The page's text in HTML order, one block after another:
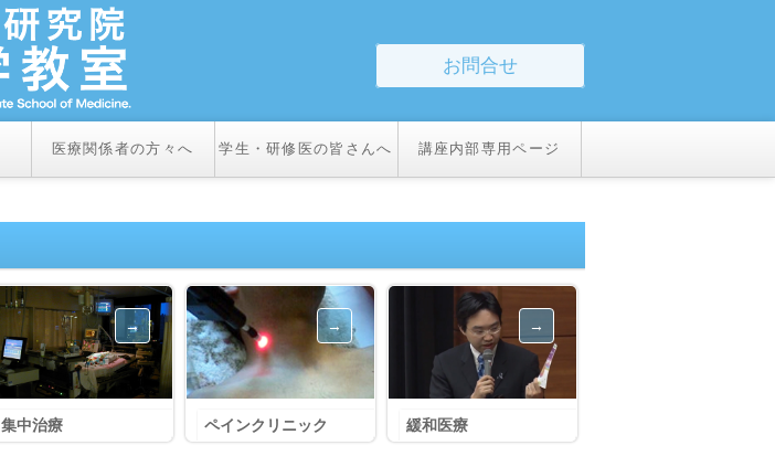
お問合せ
医療関係者の方々へ 学生・研修医の皆さんへ 講座内部専用ページ
集中治療 ペインクリニック 緩和医療